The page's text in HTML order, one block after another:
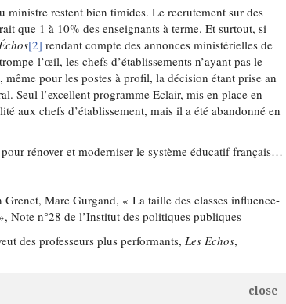
ministre restent bien timides. Le recrutement sur des
que 1 à 10% des enseignants à terme. Et surtout, si
chos[2] rendant compte des annonces ministérielles de
l’œil, les chefs d’établissements n’ayant pas le
pour les postes à profil, la décision étant prise an
Seul l’excellent programme Eclair, mis en place en
aux chefs d’établissement, mais il a été abandonné en
rénover et moderniser le système éducatif français…
Marc Gurgand, « La taille des classes influence-
Note n°28 de l’Institut des politiques publiques
des professeurs plus performants,Les Echos,
close